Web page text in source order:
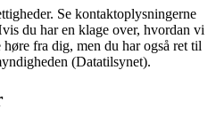
Se kontaktoplysningerne
du har en klage over, hvordan vi
fra dig, men du har også ret til
(Datatilsynet).